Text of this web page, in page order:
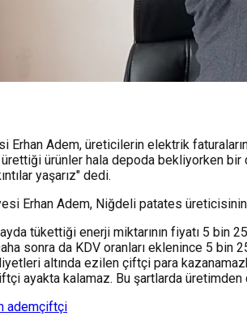
Erhan Adem, üreticilerin elektrik
ürünler hala depoda bekliyorken
yaşarız" dedi.
Erhan Adem, Niğdeli patates
tükettiği enerji miktarının fiyatı 5 bin
sonra da KDV oranları eklenince 5
altında ezilen çiftçi para
ayakta kalamaz. Bu şartlarda üretimden
ademçiftçi